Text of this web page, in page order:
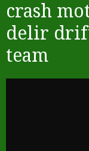
crash
delir
team